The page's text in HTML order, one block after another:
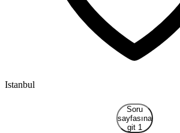
Istanbul
Soru
sayfasına
git 1